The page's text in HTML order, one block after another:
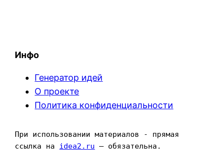
Инфо
Генератор идей
О проекте
Политика конфиденциальности
При использовании материалов - прямая
ссылка на idea2.ru — обязательна.